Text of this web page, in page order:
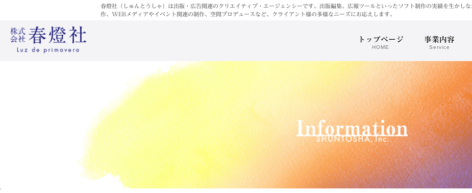
春燈社（しゅんとうしゃ）は出版・広告関連のクリエイティブ・エージェンシーです。出版編集、広報ツールといったソフト制作の実績を生かし
作、WEBメディアやイベント関連の制作、空間プロデュースなど、クライアント様の多様なニーズにお応えします。
トップページ
HOME
事業内容
Service